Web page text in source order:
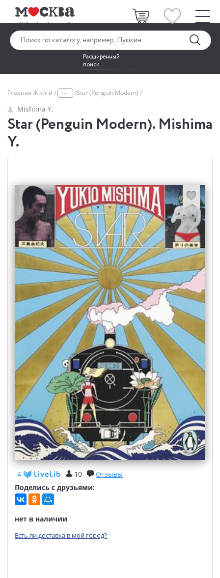
Расширенный
поиск
Главная Книги ... Star (Penguin Modern)
Mishima Y.
Star (Penguin Modern). Mishima
Y.
4 10
Отзывы
Поделись с друзьями:
нет в наличии
Есть ли доставка в мой город?